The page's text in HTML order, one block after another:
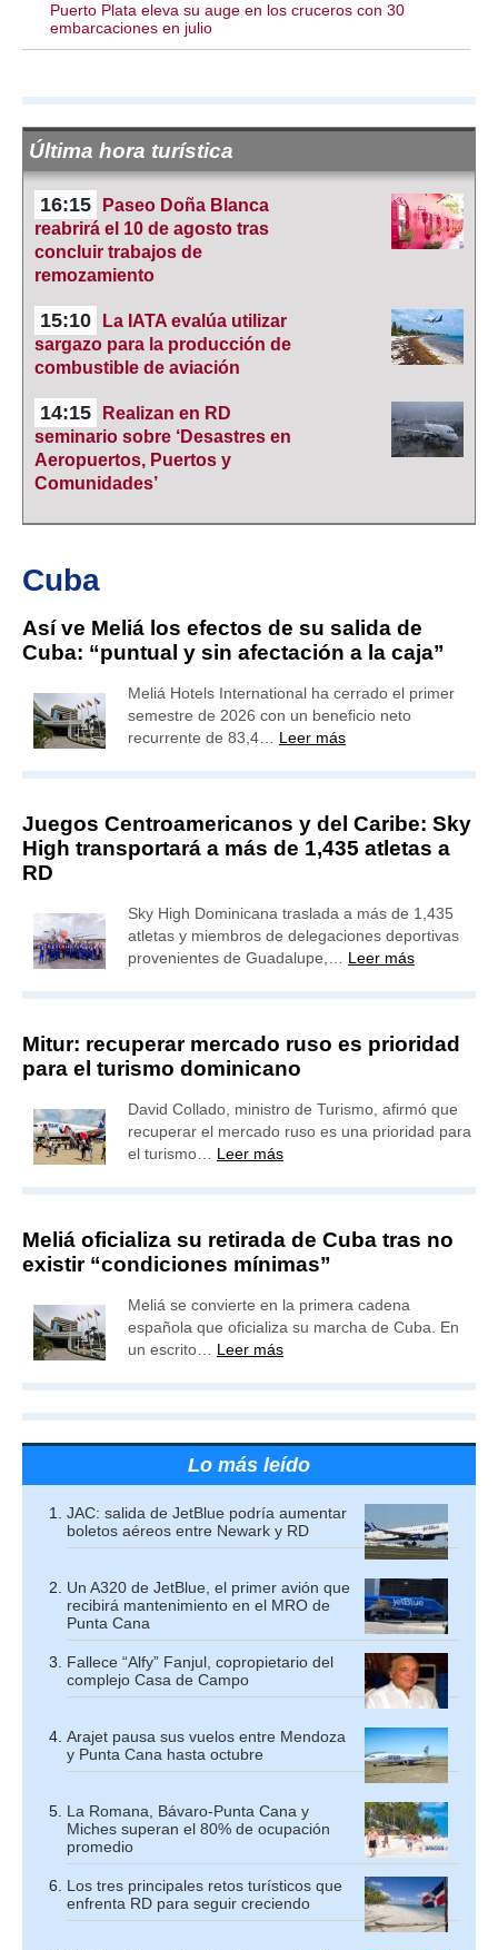
Puerto Plata eleva su auge en los cruceros con 30
embarcaciones en julio
Última hora turística
16:15
Paseo Doña Blanca
reabrirá el 10 de agosto tras
concluir trabajos de
remozamiento
15:10
La IATA evalúa utilizar
sargazo para la producción de
combustible de aviación
14:15
Realizan en RD
seminario sobre ‘Desastres en
Aeropuertos, Puertos y
Comunidades’
Cuba
Así ve Meliá los efectos de su salida de
Cuba: “puntual y sin afectación a la caja”
Meliá Hotels International ha cerrado el primer
semestre de 2026 con un beneficio neto
recurrente de 83,4… Leer más
Juegos Centroamericanos y del Caribe: Sky
High transportará a más de 1,435 atletas a
RD
Sky High Dominicana traslada a más de 1,435
atletas y miembros de delegaciones deportivas
provenientes de Guadalupe,… Leer más
Mitur: recuperar mercado ruso es prioridad
para el turismo dominicano
David Collado, ministro de Turismo, afirmó que
recuperar el mercado ruso es una prioridad para
el turismo… Leer más
Meliá oficializa su retirada de Cuba tras no
existir “condiciones mínimas”
Meliá se convierte en la primera cadena
española que oficializa su marcha de Cuba. En
un escrito… Leer más
Lo más leído
JAC: salida de JetBlue podría aumentar
boletos aéreos entre Newark y RD
Un A320 de JetBlue, el primer avión que
recibirá mantenimiento en el MRO de
Punta Cana
Fallece “Alfy” Fanjul, copropietario del
complejo Casa de Campo
Arajet pausa sus vuelos entre Mendoza
y Punta Cana hasta octubre
La Romana, Bávaro-Punta Cana y
Miches superan el 80% de ocupación
promedio
Los tres principales retos turísticos que
enfrenta RD para seguir creciendo